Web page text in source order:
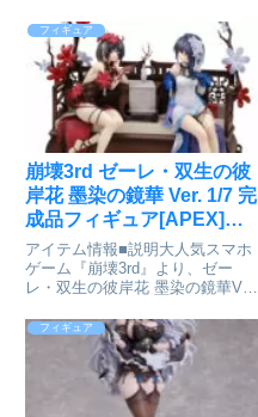
トライクノワール」がROBOT魂
で登場！ストライクガンダムを改
修した「ストライクE」にノワー
ルストライカーを装備...
フィギュア
崩壊3rd ゼーレ・双生の彼
岸花 墨染の鏡華 Ver. 1/7 完
成品フィギュア[APEX]が
予約受付中
アイテム情報■説明大人気スマホ
ゲーム『崩壊3rd』より、ゼー
レ・双生の彼岸花 墨染の鏡華Ver.
ード■サイズ高さ約25.5cm(台座
含め)崩壊3rd_ゼーレ・双生の彼
岸花 墨染の鏡華Ver.colleizeで...
フィギュア